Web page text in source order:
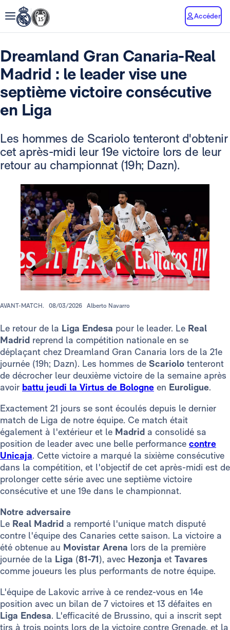
Accéder
Dreamland Gran Canaria-Real
Madrid : le leader vise une
septième victoire consécutive
en Liga
Les hommes de Scariolo tenteront d'obtenir
cet après-midi leur 19e victoire lors de leur
retour au championnat (19h; Dazn).
AVANT-MATCH. 08/03/2026 Alberto Navarro
Le retour de la Liga Endesa pour le leader. Le Real
Madrid reprend la compétition nationale en se
déplaçant chez Dreamland Gran Canaria lors de la 21e
journée (19h; Dazn). Les hommes de Scariolo tenteront
de décrocher leur deuxième victoire de la semaine après
avoir battu jeudi la Virtus de Bologne en Euroligue.
Exactement 21 jours se sont écoulés depuis le dernier
match de Liga de notre équipe. Ce match était
également à l'extérieur et le Madrid a consolidé sa
position de leader avec une belle performance contre
Unicaja. Cette victoire a marqué la sixième consécutive
dans la compétition, et l'objectif de cet après-midi est de
prolonger cette série avec une septième victoire
consécutive et une 19e dans le championnat.
Notre adversaire
Le Real Madrid a remporté l'unique match disputé
contre l'équipe des Canaries cette saison. La victoire a
été obtenue au Movistar Arena lors de la première
journée de la Liga (81-71), avec Hezonja et Tavares
comme joueurs les plus performants de notre équipe.
L'équipe de Lakovic arrive à ce rendez-vous en 14e
position avec un bilan de 7 victoires et 13 défaites en
Liga Endesa. L'efficacité de Brussino, qui a inscrit sept
tirs à trois points lors de la victoire contre Grenade, et la